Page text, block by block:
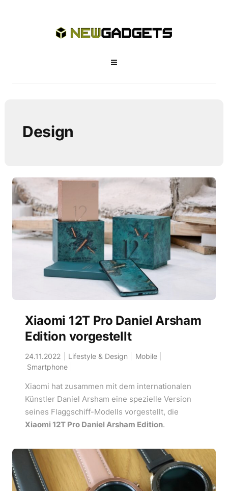
Design
Xiaomi 12T Pro Daniel Arsham
Edition vorgestellt
24.11.2022 Lifestyle & Design
Mobile
Smartphone
Xiaomi hat zusammen mit dem internationalen
Künstler Daniel Arsham eine spezielle Version
seines Flaggschiff-Modells vorgestellt, die
Xiaomi 12T Pro Daniel Arsham Edition.